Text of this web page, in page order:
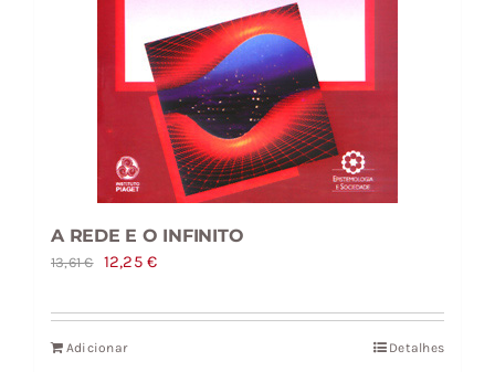
A REDE E O INFINITO
13,61€
O
original
era:
12,25€O
atual
Adicionar Detalhes